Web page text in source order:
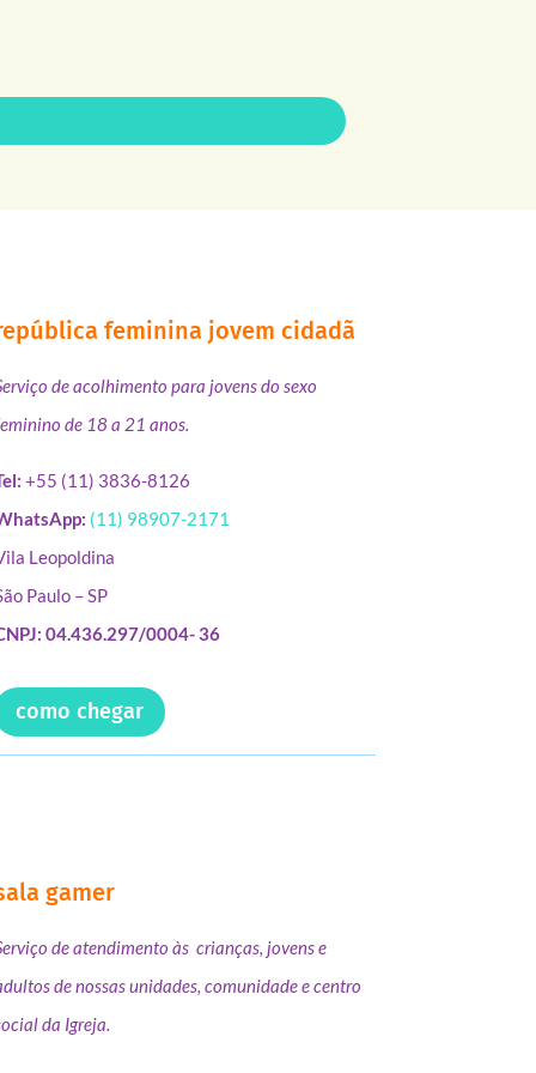
feminina jovem cidadã
de acolhimento para jovens do sexo
de 18 a 21 anos.
+55 (11) 3836-8126
(11) 98907-2171
Leopoldina
Paulo – SP
04.436.297/0004- 36
como chegar
gamer
de atendimento às crianças, jovens e
de nossas unidades, comunidade e centro
da Igreja.